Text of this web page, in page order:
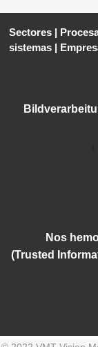
Sectores |
sistemas |
Nos
(Trusted